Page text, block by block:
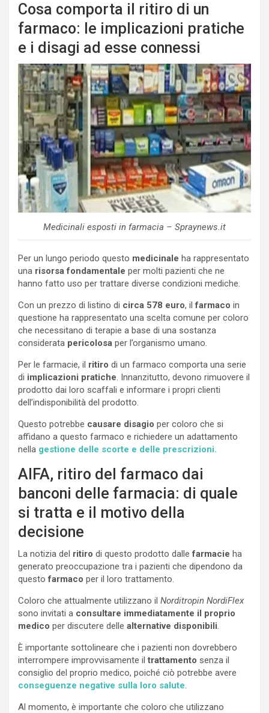
Cosa comporta il ritiro di un
farmaco: le implicazioni pratiche
e i disagi ad esse connessi
Medicinali esposti in farmacia – Spraynews.it
Per un lungo periodo questo medicinale ha rappresentato
una risorsa fondamentale per molti pazienti che ne
hanno fatto uso per trattare diverse condizioni mediche.
Con un prezzo di listino di circa 578 euro, ilfarmaco in
questione ha rappresentato una scelta comune per coloro
che necessitano di terapie a base di una sostanza
considerata pericolosa per l’organismo umano.
Per le farmacie, il ritiro di un farmaco comporta una serie
di implicazioni pratiche. Innanzitutto, devono rimuovere il
prodotto dai loro scaffali e informare i propri clienti
dell’indisponibilità del prodotto.
Questo potrebbe causare disagio per coloro che si
affidano a questo farmaco e richiedere un adattamento
nella gestione delle scorte e delle prescrizioni.
AIFA, ritiro del farmaco dai
banconi delle farmacia: di quale
si tratta e il motivo della
decisione
La notizia del ritiro di questo prodotto dallefarmacie ha
generato preoccupazione tra i pazienti che dipendono da
questofarmaco per il loro trattamento.
Coloro che attualmente utilizzano il Norditropin NordiFlex
sono invitati a consultare immediatamente il proprio
medico per discutere delle alternative disponibili.
È importante sottolineare che i pazienti non dovrebbero
interrompere improvvisamente iltrattamento senza il
consiglio del proprio medico, poiché ciò potrebbe avere
conseguenze negative sulla loro salute.
Al momento, è importante che coloro che utilizzano